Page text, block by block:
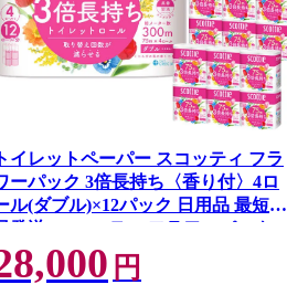
トイレットペーパー スコッティ フラ
ーパック 3倍長持ち〈香り付〉4ロ
ル(ダブル)×12パック 日用品 最短翌
発送 [スコッティ フラワーパック
イレットペーパー 日本製紙クレシ
] 秋田県秋田市円